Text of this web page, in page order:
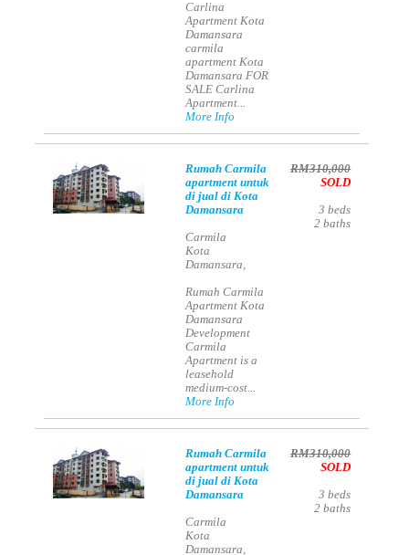
Carlina
Apartment Kota
Damansara
carmila
apartment Kota
Damansara FOR
SALE Carlina
Apartment...
More Info
Rumah Carmila
apartment untuk
di jual di Kota
Damansara
Carmila
Kota
Damansara,
Rumah Carmila
Apartment Kota
Damansara
Development
Carmila
Apartment is a
leasehold
medium-cost...
More Info
RM310,000
SOLD
3 beds
2 baths
Rumah Carmila
apartment untuk
di jual di Kota
Damansara
Carmila
Kota
Damansara,
RM310,000
SOLD
3 beds
2 baths